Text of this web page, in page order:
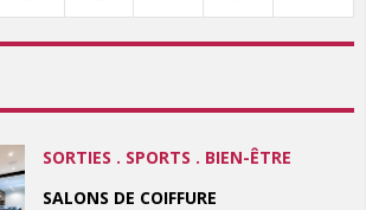
SORTIES . SPORTS . BIEN-ÊTRE
SALONS DE COIFFURE